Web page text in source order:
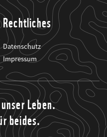
Rechtliches
Datenschutz
Impressum
Leben.
beides.